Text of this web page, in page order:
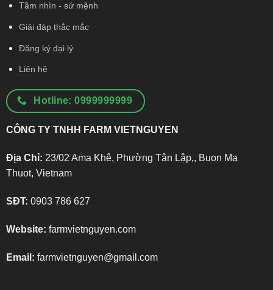
Tầm nhìn - sứ mệnh
Giải đáp thắc mắc
Đăng ký đại lý
Liên hệ
Hotline: 0999999999
CÔNG TY TNHH FARM VIETNGUYEN
Địa Chỉ: 23/02 Ama Khê, Phường Tân Lập,, Buon Ma
Thuot, Vietnam
SĐT: 0903 786 627
Website: farmvietnguyen.com
Email: farmvietnguyen@gmail.com